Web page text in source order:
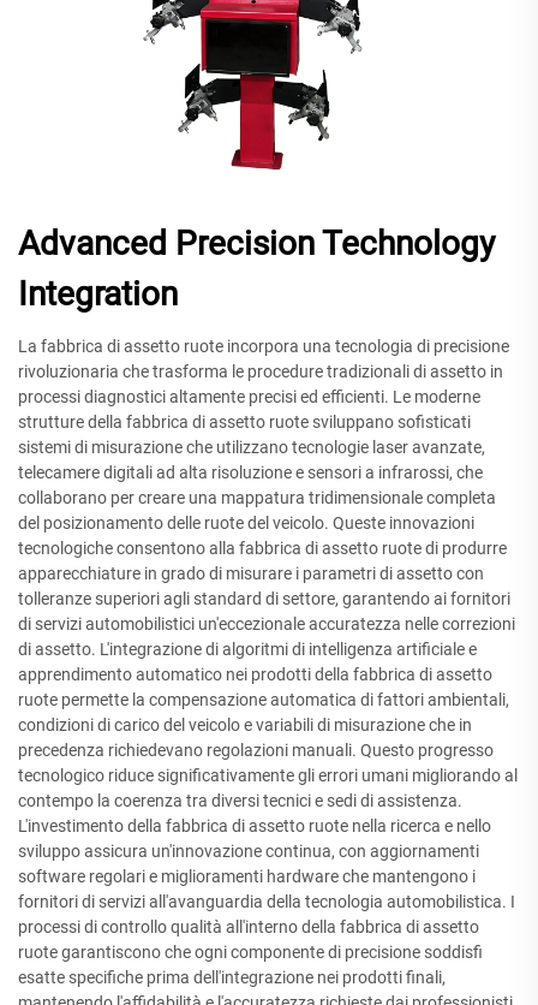
Advanced Precision Technology
Integration
La fabbrica di assetto ruote incorpora una tecnologia di precisione
rivoluzionaria che trasforma le procedure tradizionali di assetto in
processi diagnostici altamente precisi ed efficienti. Le moderne
strutture della fabbrica di assetto ruote sviluppano sofisticati
sistemi di misurazione che utilizzano tecnologie laser avanzate,
telecamere digitali ad alta risoluzione e sensori a infrarossi, che
collaborano per creare una mappatura tridimensionale completa
del posizionamento delle ruote del veicolo. Queste innovazioni
tecnologiche consentono alla fabbrica di assetto ruote di produrre
apparecchiature in grado di misurare i parametri di assetto con
tolleranze superiori agli standard di settore, garantendo ai fornitori
di servizi automobilistici un'eccezionale accuratezza nelle correzioni
di assetto. L'integrazione di algoritmi di intelligenza artificiale e
apprendimento automatico nei prodotti della fabbrica di assetto
ruote permette la compensazione automatica di fattori ambientali,
condizioni di carico del veicolo e variabili di misurazione che in
precedenza richiedevano regolazioni manuali. Questo progresso
tecnologico riduce significativamente gli errori umani migliorando al
contempo la coerenza tra diversi tecnici e sedi di assistenza.
L'investimento della fabbrica di assetto ruote nella ricerca e nello
sviluppo assicura un'innovazione continua, con aggiornamenti
software regolari e miglioramenti hardware che mantengono i
fornitori di servizi all'avanguardia della tecnologia automobilistica. I
processi di controllo qualità all'interno della fabbrica di assetto
ruote garantiscono che ogni componente di precisione soddisfi
esatte specifiche prima dell'integrazione nei prodotti finali,